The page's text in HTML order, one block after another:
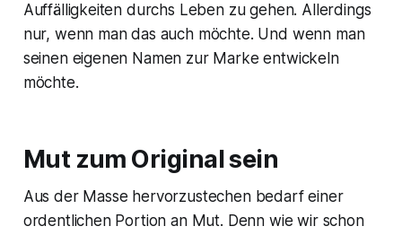
Auffälligkeiten durchs Leben zu gehen. Allerdings
nur, wenn man das auch möchte. Und wenn man
seinen eigenen Namen zur Marke entwickeln
möchte.
Mut zum Original sein
Aus der Masse hervorzustechen bedarf einer
ordentlichen Portion an Mut. Denn wie wir schon